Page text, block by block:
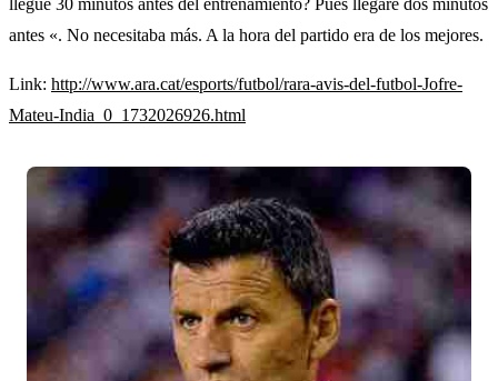
antes «. No necesitaba más. A la hora del partido era de los mejores.
Link: http://www.ara.cat/esports/futbol/rara-avis-del-futbol-Jofre-
Mateu-India_0_1732026926.html